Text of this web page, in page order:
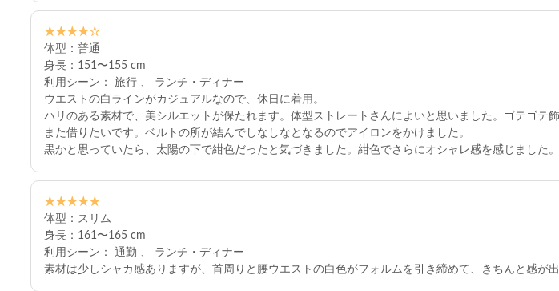
★★★★☆
体型：普通
身長：151〜155 cm
利用シーン： 旅行 、 ランチ・ディナー
ウエストの白ラインがカジュアルなので、休日に着用。
ハリのある素材で、美シルエットが保たれます。体型ストレートさんによいと思いました。ゴテゴテ
また借りたいです。ベルトの所が結んでしなしなとなるのでアイロンをかけました。
黒かと思っていたら、太陽の下で紺色だったと気づきました。紺色でさらにオシャレ感を感じました。
★★★★★
体型：スリム
身長：161〜165 cm
利用シーン： 通勤 、 ランチ・ディナー
素材は少しシャカ感ありますが、首周りと腰ウエストの白色がフォルムを引き締めて、きちんと感が出